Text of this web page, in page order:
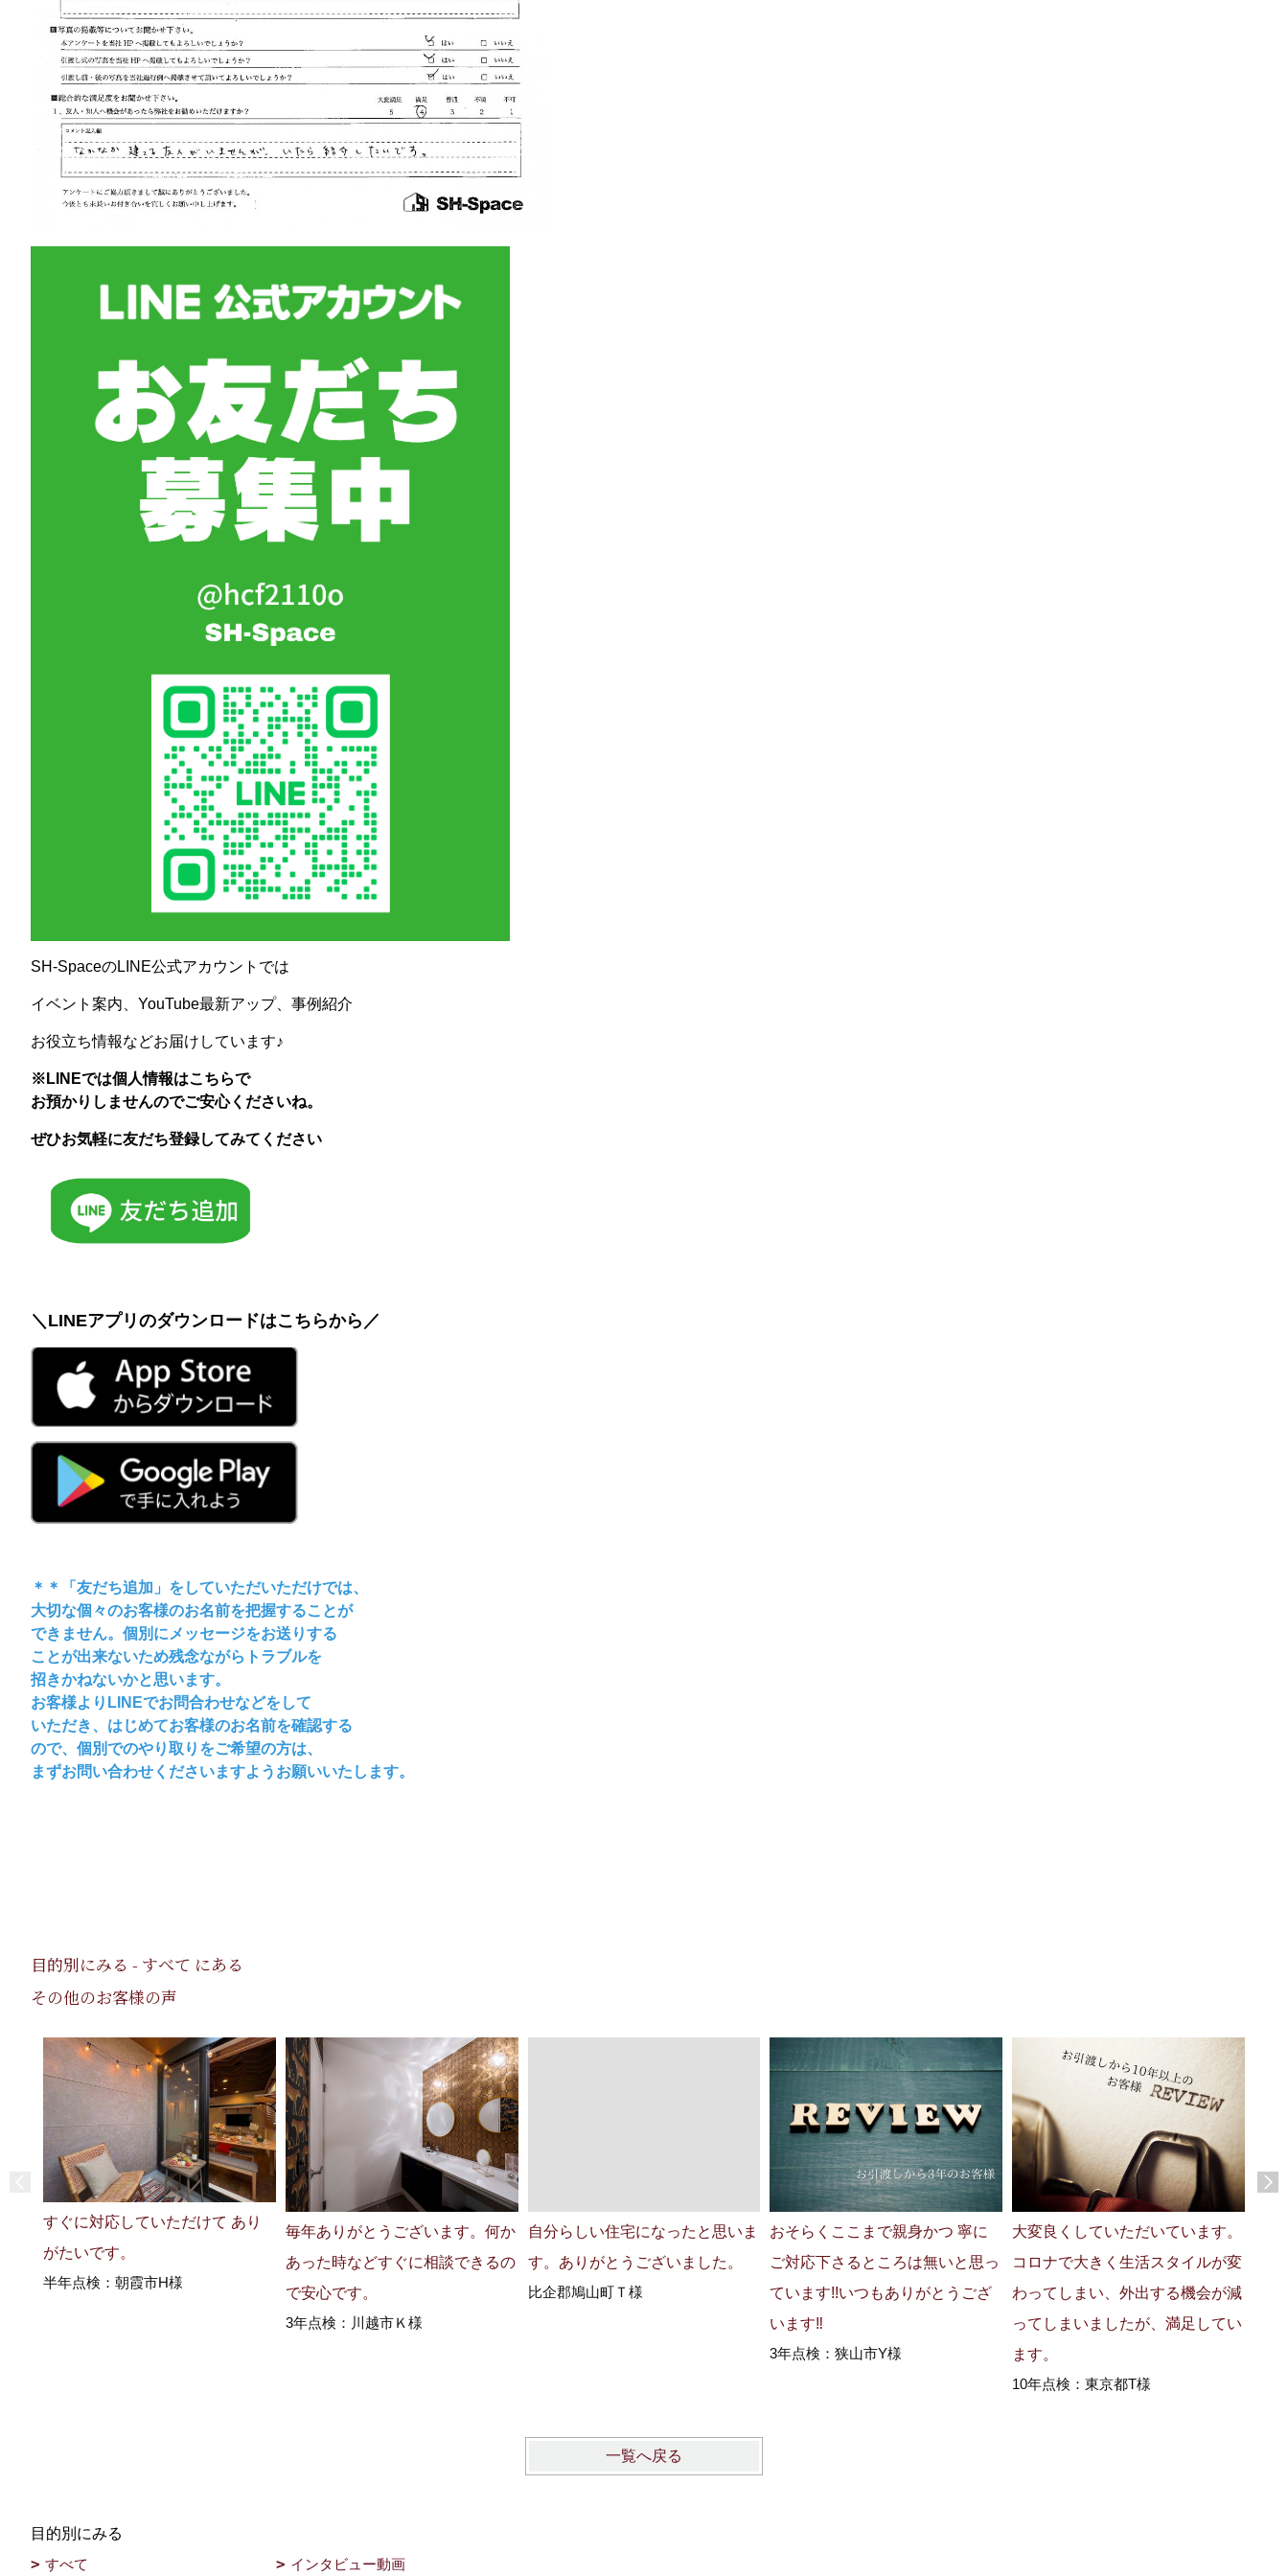
SH-SpaceのLINE公式アカウントでは
イベント案内、YouTube最新アップ、事例紹介
お役立ち情報などお届けしています♪
※LINEでは個人情報はこちらで
お預かりしませんのでご安心くださいね。
ぜひお気軽に友だち登録してみてください
＼LINEアプリのダウンロードはこちらから／
＊＊「友だち追加」をしていただいただけでは、
大切な個々のお客様のお名前を把握することが
できません。個別にメッセージをお送りする
ことが出来ないため残念ながらトラブルを
招きかねないかと思います。
お客様よりLINEでお問合わせなどをして
いただき、はじめてお客様のお名前を確認する
ので、個別でのやり取りをご希望の方は、
まずお問い合わせくださいますようお願いいたします。
目的別にみる - すべて にある
その他のお客様の声
すぐに対応していただけて あり
がたいです。
半年点検：朝霞市H様
毎年ありがとうございます。何か
あった時などすぐに相談できるの
で安心です。
3年点検：川越市Ｋ様
自分らしい住宅になったと思いま
す。ありがとうございました。
比企郡鳩山町Ｔ様
おそらくここまで親身かつ 寧に
ご対応下さるところは無いと思っ
ています!!いつもありがとうござ
います‼
3年点検：狭山市Y様
大変良くしていただいています。
コロナで大きく生活スタイルが変
わってしまい、外出する機会が減
ってしまいましたが、満足してい
ます。
10年点検：東京都T様
一覧へ戻る
目的別にみる
すべて
インタビュー動画